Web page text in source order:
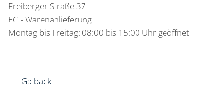
Freiberger Straße 37
EG - Warenanlieferung
Montag bis Freitag: 08:00 bis 15:00 Uhr geöffnet
Go back